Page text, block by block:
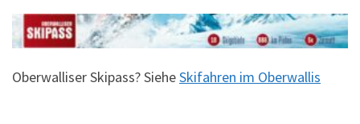
Oberwalliser Skipass? SieheSkifahren im Oberwallis